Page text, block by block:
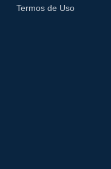
Termos de Uso